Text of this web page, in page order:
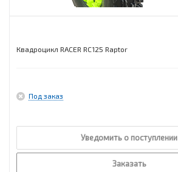
Квадроцикл RACER RC125 Raptor
Под заказ
Уведомить о поступлении
Заказать